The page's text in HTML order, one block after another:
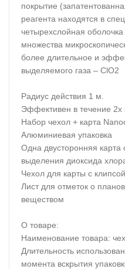
покрытие
реагента находятся в
четырехслойная оболочка
множества
более длительное и
выделяемого газа – ClO2
Радиус действия 1 м.
Эффективен в течение 2х
Набор чехол + карта
Алюминиевая упаковка
Одна двусторонняя
выделения диоксида
Чехол для карты с клипсой
Лист для отметок о
веществом
О товаре:
Наименование товара:
Длительность
момента вскрытия